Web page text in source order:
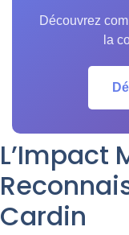
l'envie
Découvrez
la
L’Impact
Cardin